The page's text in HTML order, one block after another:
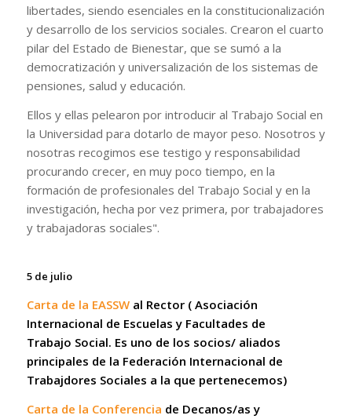
libertades, siendo esenciales en la constitucionalización
y desarrollo de los servicios sociales. Crearon el cuarto
pilar del Estado de Bienestar, que se sumó a la
democratización y universalización de los sistemas de
pensiones, salud y educación.
Ellos y ellas pelearon por introducir al Trabajo Social en
la Universidad para dotarlo de mayor peso. Nosotros y
nosotras recogimos ese testigo y responsabilidad
procurando crecer, en muy poco tiempo, en la
formación de profesionales del Trabajo Social y en la
investigación, hecha por vez primera, por trabajadores
y trabajadoras sociales".
5 de julio
Carta de la EASSW al Rector ( Asociación
Internacional de Escuelas y Facultades de
Trabajo Social. Es uno de los socios/ aliados
principales de la Federación Internacional de
Trabajdores Sociales a la que pertenecemos)
Carta de la Conferencia de Decanos/as y